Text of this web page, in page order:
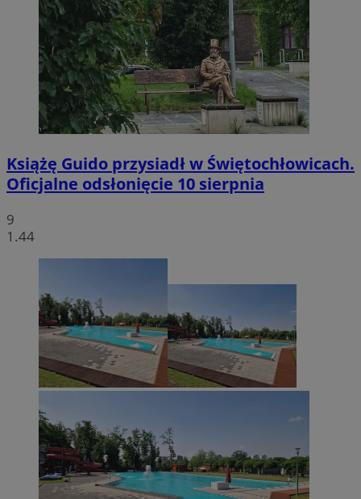
Książę Guido przysiadł w Świętochłowicach.
Oficjalne odsłonięcie 10 sierpnia
9
1.44